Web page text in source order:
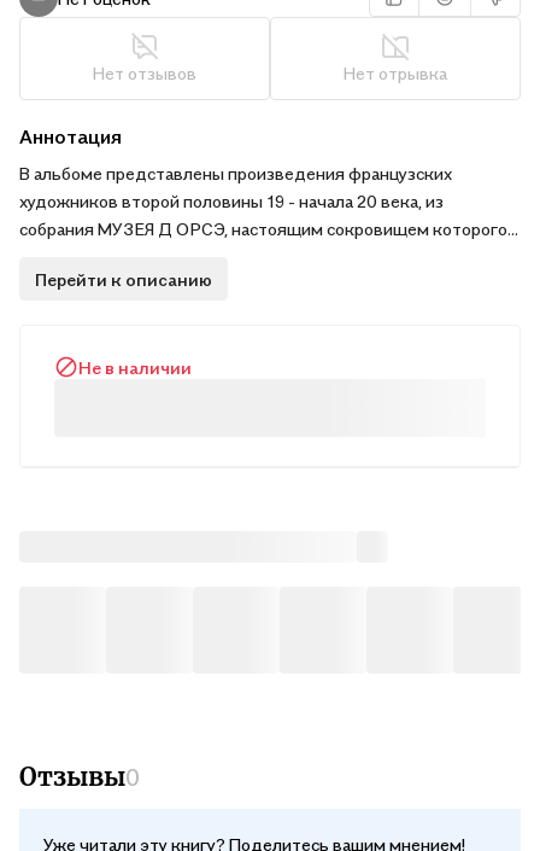
Нет отзывов Нет отрывка
Аннотация
В альбоме представлены произведения французских
художников второй половины 19 - начала 20 века, из
собрания МУЗЕЯ Д ОРСЭ, настоящим сокровищем которого
Перейти к описанию
Не в наличии
Отзывы0
Уже читали эту книгу? Поделитесь вашим мнением!